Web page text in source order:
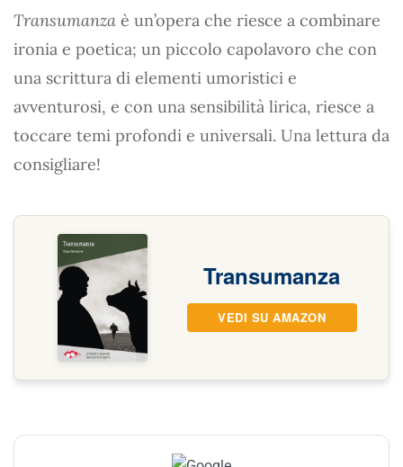
Transumanza è un’opera che riesce a combinare
ironia e poetica; un piccolo capolavoro che con
una scrittura di elementi umoristici e
avventurosi, e con una sensibilità lirica, riesce a
toccare temi profondi e universali. Una lettura da
consigliare!
Transumanza
VEDI SU AMAZON